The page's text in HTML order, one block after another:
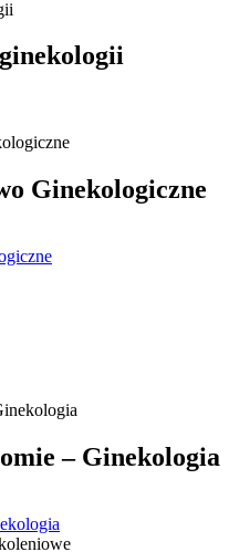
Ginekologiczne
– Ginekologia